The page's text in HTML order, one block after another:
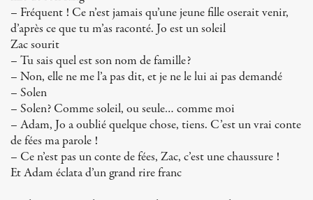
– Fréquent ! Ce n’est jamais qu’une jeune fille oserait venir,
d’après ce que tu m’as raconté. Jo est un soleil
Zac sourit
– Tu sais quel est son nom de famille?
– Non, elle ne me l’a pas dit, et je ne le lui ai pas demandé
– Solen
– Solen? Comme soleil, ou seule… comme moi
– Adam, Jo a oublié quelque chose, tiens. C’est un vrai conte
de fées ma parole !
– Ce n’est pas un conte de fées, Zac, c’est une chaussure !
Et Adam éclata d’un grand rire franc